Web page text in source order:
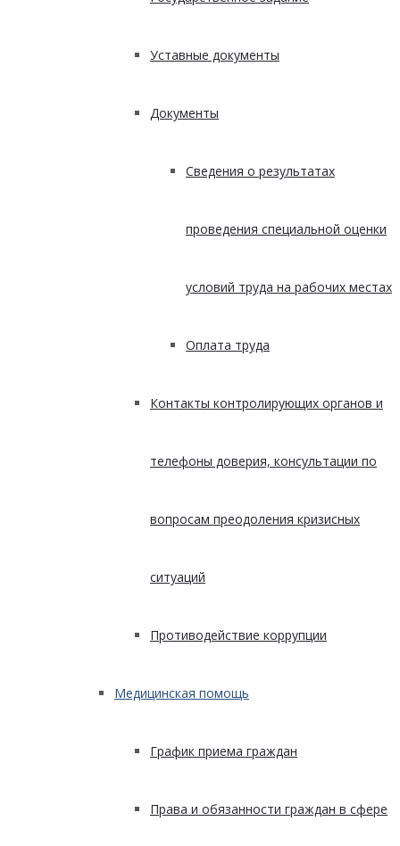
Уставные документы
Документы
Сведения о результатах
проведения специальной оценки
условий труда на рабочих местах
Оплата труда
Контакты контролирующих органов и
телефоны доверия, консультации по
вопросам преодоления кризисных
ситуаций
Противодействие коррупции
Медицинская помощь
График приема граждан
Права и обязанности граждан в сфере